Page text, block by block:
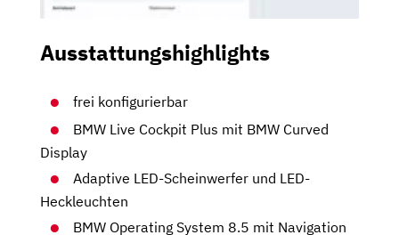
Ausstattungshighlights
frei konfigurierbar
BMW Live Cockpit Plus mit BMW Curved
Display
Adaptive LED-Scheinwerfer und LED-
Heckleuchten
BMW Operating System 8.5 mit Navigation